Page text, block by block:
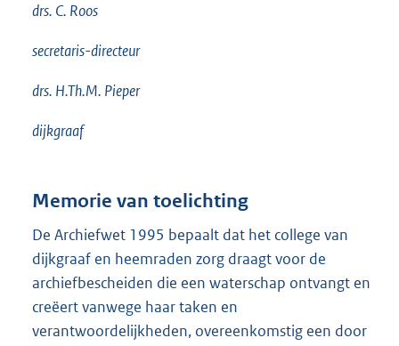
drs. C. Roos
secretaris-directeur
drs. H.Th.M. Pieper
dijkgraaf
Memorie van toelichting
De Archiefwet 1995 bepaalt dat het college van
dijkgraaf en heemraden zorg draagt voor de
archiefbescheiden die een waterschap ontvangt en
creëert vanwege haar taken en
verantwoordelijkheden, overeenkomstig een door